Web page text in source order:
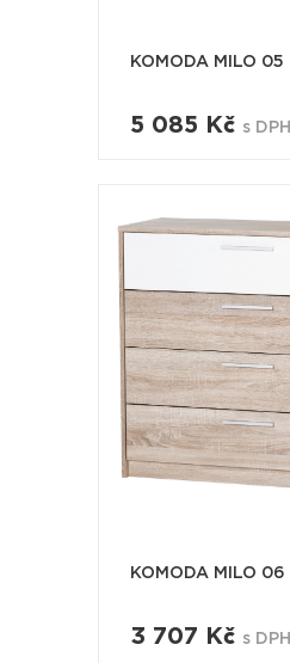
KOMODA MILO 05
5 085 Kč s DPH
KOMODA MILO 06
3 707 Kč s DPH